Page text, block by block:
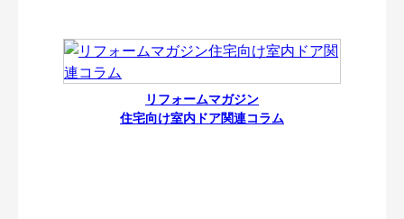
リフォームマガジン
住宅向け室内ドア関連コラム